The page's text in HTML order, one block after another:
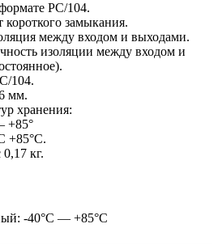
РС/104.
замыкания.
между входом и выходами.
изоляции между входом и
104.
мм.
хранения:
+85°
+85°C.
кг.
-40°C — +85°C